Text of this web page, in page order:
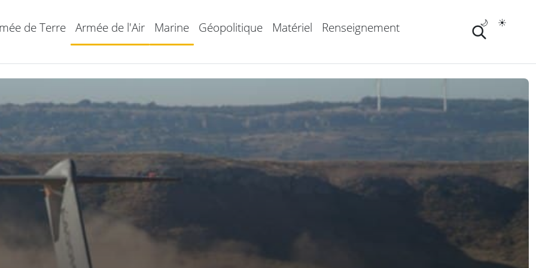
de Terre Armée de l'Air Marine Géopolitique Matériel Renseignement ☀️
🌙